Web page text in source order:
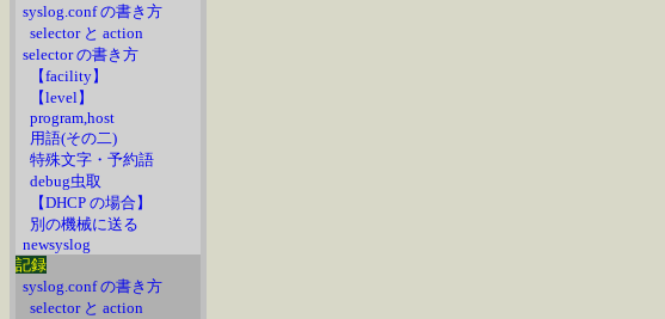
syslog.conf の書き方
selector と action
selector の書き方
【facility】
【level】
program,host
用語(その二)
特殊文字・予約語
debug虫取
【DHCP の場合】
別の機械に送る
newsyslog
記録
syslog.conf の書き方
selector と action